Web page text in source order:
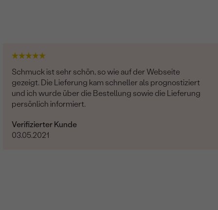
Schmuck ist sehr schön, so wie auf der Webseite
gezeigt. Die Lieferung kam schneller als prognostiziert
und ich wurde über die Bestellung sowie die Lieferung
persönlich informiert.
Verifizierter Kunde
03.05.2021